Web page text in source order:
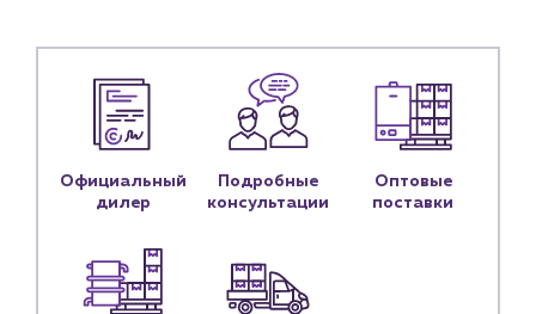
Контакты
Контактные данные
Чат-бот
+7 (918) 070-19-79
Официальный
дилер
Подробные
консультации
Оптовые
поставки